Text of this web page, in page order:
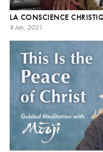
LA CONSCIENCE
8 Jan, 2021